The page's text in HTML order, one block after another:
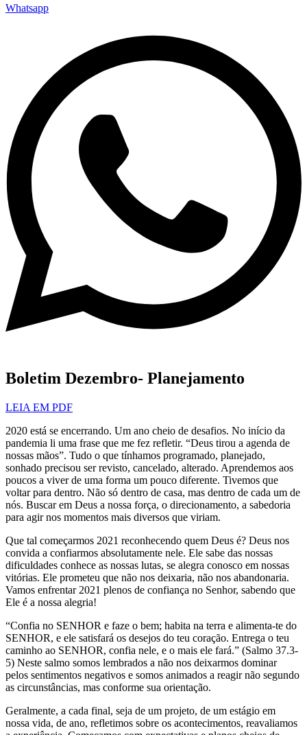
Whatsapp
Boletim Dezembro- Planejamento
LEIA EM PDF
2020 está se encerrando. Um ano cheio de desafios. No início da
pandemia li uma frase que me fez refletir. “Deus tirou a agenda de
nossas mãos”. Tudo o que tínhamos programado, planejado,
sonhado precisou ser revisto, cancelado, alterado. Aprendemos aos
poucos a viver de uma forma um pouco diferente. Tivemos que
voltar para dentro. Não só dentro de casa, mas dentro de cada um de
nós. Buscar em Deus a nossa força, o direcionamento, a sabedoria
para agir nos momentos mais diversos que viriam.
Que tal começarmos 2021 reconhecendo quem Deus é? Deus nos
convida a confiarmos absolutamente nele. Ele sabe das nossas
dificuldades conhece as nossas lutas, se alegra conosco em nossas
vitórias. Ele prometeu que não nos deixaria, não nos abandonaria.
Vamos enfrentar 2021 plenos de confiança no Senhor, sabendo que
Ele é a nossa alegria!
“Confia no SENHOR e faze o bem; habita na terra e alimenta-te do
SENHOR, e ele satisfará os desejos do teu coração. Entrega o teu
caminho ao SENHOR, confia nele, e o mais ele fará.” (Salmo 37.3-
5) Neste salmo somos lembrados a não nos deixarmos dominar
pelos sentimentos negativos e somos animados a reagir não segundo
as circunstâncias, mas conforme sua orientação.
Geralmente, a cada final, seja de um projeto, de um estágio em
nossa vida, de ano, refletimos sobre os acontecimentos, reavaliamos